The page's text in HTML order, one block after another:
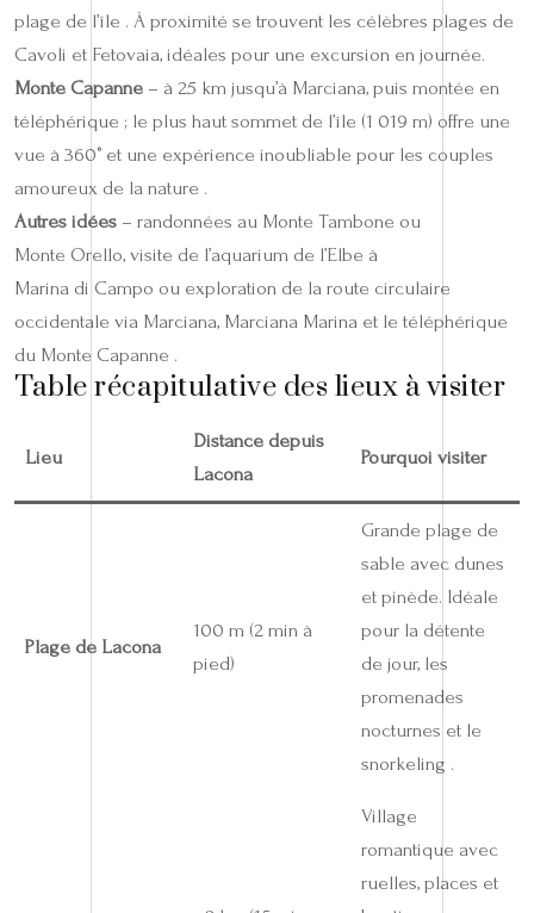
plage de l’île . À proximité se trouvent les célèbres plages de
Cavoli et Fetovaia, idéales pour une excursion en journée.
Monte Capanne – à 25 km jusqu’à Marciana, puis montée en
téléphérique ; le plus haut sommet de l’île (1 019 m) offre une
vue à 360° et une expérience inoubliable pour les couples
amoureux de la nature .
Autres idées – randonnées au Monte Tambone ou
Monte Orello, visite de l’aquarium de l’Elbe à
Marina di Campo ou exploration de la route circulaire
occidentale via Marciana, Marciana Marina et le téléphérique
du Monte Capanne .
Table récapitulative des lieux à visiter
Lieu
Distance depuis
Lacona
Pourquoi visiter
Plage de Lacona
100 m (2 min à
pied)
Grande plage de
sable avec dunes
et pinède. Idéale
pour la détente
de jour, les
promenades
nocturnes et le
snorkeling .
Village
romantique avec
ruelles, places et